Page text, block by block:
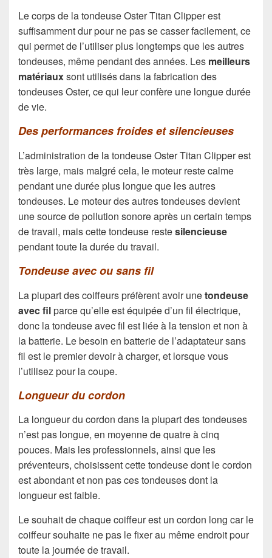
Le corps de la tondeuse Oster Titan Clipper est
suffisamment dur pour ne pas se casser facilement, ce
qui permet de l’utiliser plus longtemps que les autres
tondeuses, même pendant des années. Les meilleurs
matériauxsont utilisés dans la fabrication des
tondeuses Oster, ce qui leur confère une longue durée
de vie.
Des performances froides et silencieuses
L’administration de la tondeuse Oster Titan Clipper est
très large, mais malgré cela, le moteur reste calme
pendant une durée plus longue que les autres
tondeuses. Le moteur des autres tondeuses devient
une source de pollution sonore après un certain temps
de travail, mais cette tondeuse restesilencieuse
pendant toute la durée du travail.
Tondeuse avec ou sans fil
La plupart des coiffeurs préfèrent avoir unetondeuse
avec filparce qu’elle est équipée d’un fil électrique,
donc la tondeuse avec fil est liée à la tension et non à
la batterie. Le besoin en batterie de l’adaptateur sans
fil est le premier devoir à charger, et lorsque vous
l’utilisez pour la coupe.
Longueur du cordon
La longueur du cordon dans la plupart des tondeuses
n’est pas longue, en moyenne de quatre à cinq
pouces. Mais les professionnels, ainsi que les
préventeurs, choisissent cette tondeuse dont le cordon
est abondant et non pas ces tondeuses dont la
longueur est faible.
Le souhait de chaque coiffeur est un cordon long car le
coiffeur souhaite ne pas le fixer au même endroit pour
toute la journée de travail.